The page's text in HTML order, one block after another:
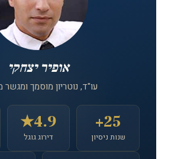
אופיר יצחקי
עו"ד, נוטריון מוסמך ומגשר
25+
שנות ניסיון
4.9★
דירוג גוגל